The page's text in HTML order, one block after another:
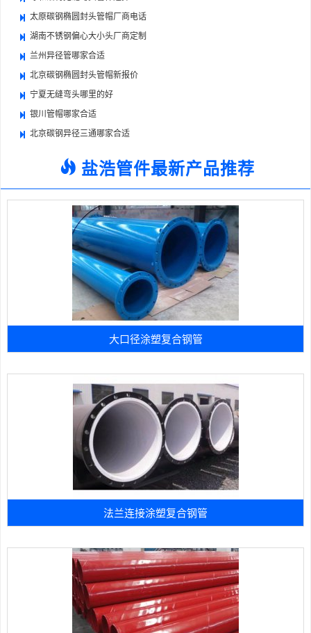
太原碳钢椭圆封头管帽厂商电话
湖南不锈钢偏心大小头厂商定制
兰州异径管哪家合适
北京碳钢椭圆封头管帽新报价
宁夏无缝弯头哪里的好
银川管帽哪家合适
北京碳钢异径三通哪家合适
盐浩管件最新产品推荐
大口径涂塑复合钢管
法兰连接涂塑复合钢管